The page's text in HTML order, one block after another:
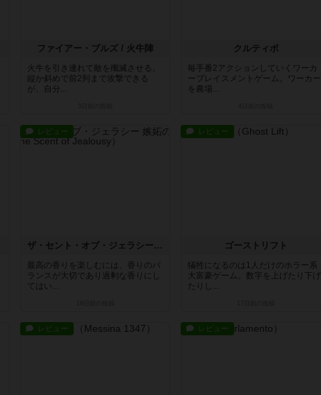
ファイアー・ブルズ / 火牛陣
火牛を引き連れて敵を殲滅させる。
縦か斜めで前2列まで攻撃できる
が、自分...
クルティボ
毎手番2アクションしていくワーカ
ープレイスメントゲーム。ワーカー
を農場...
レビュー
ザ・セント・オブ・ジェラシー 嫉妬の香り
最高の香りを楽しむには、香りのバ
ランスが大切であり過剰な香りにし
てはい...
レビュー
ゴーストリフト
犠牲になるのは1人だけのホラー系
大富豪ゲーム。数字を上げたり下げ
たりし...
レビュー レビュー